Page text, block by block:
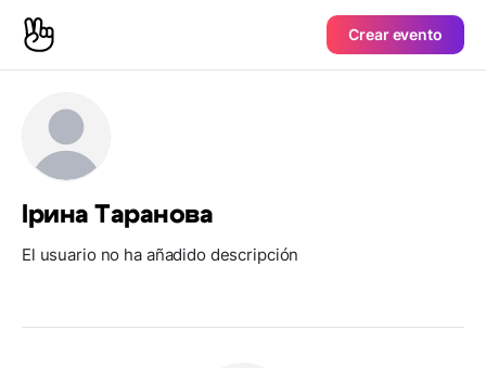
Crear evento
Ірина Таранова
El usuario no ha añadido descripción